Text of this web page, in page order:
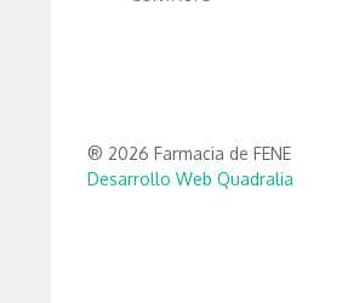
® 2026 Farmacia de FENE
Desarrollo Web Quadralia